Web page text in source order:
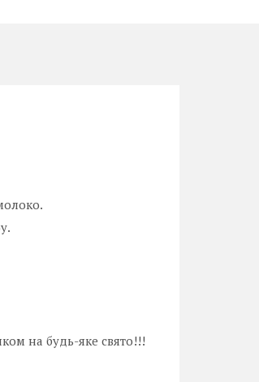
на будь-яке свято!!!